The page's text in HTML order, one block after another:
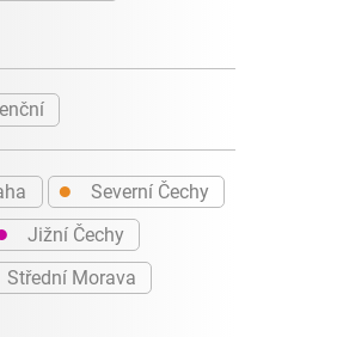
● Severní Čechy
Jižní Čechy
Střední Morava